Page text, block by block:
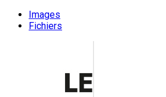
Images
Fichiers